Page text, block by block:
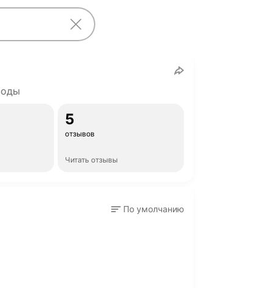
5
отзывов
Читать отзывы
По умолчанию